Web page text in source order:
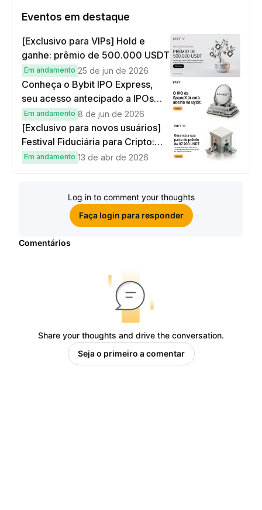
Eventos em destaque
[Exclusivo para VIPs] Hold e
ganhe: prêmio de 500.000 USDT
Em andamento 25 de jun de 2026
Conheça o Bybit IPO Express,
seu acesso antecipado a IPOs
globais
Em andamento 8 de jun de 2026
[Exclusivo para novos usuários]
Festival Fiduciária para Cripto:
complete tarefas simples e
Em andamento 13 de abr de 2026
Log in to comment your thoughts
Faça login para responder
Comentários
Share your thoughts and drive the conversation.
Seja o primeiro a comentar